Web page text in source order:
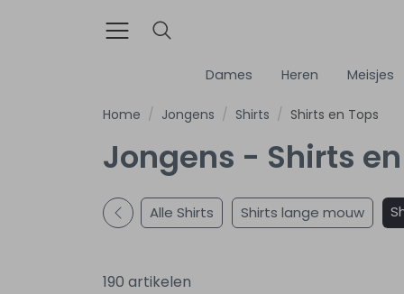
Dames Heren Meisjes
Home Jongens Shirts Shirts en Tops
Jongens - Shirts
Alle Shirts Shirts lange mouw
190 artikelen